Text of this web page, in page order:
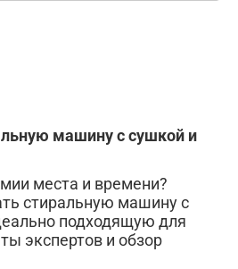
машину с сушкой и
места и времени?
стиральную машину с
подходящую для
экспертов и обзор